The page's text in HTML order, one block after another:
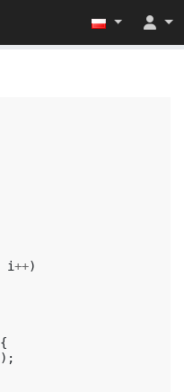
i++)
{
);